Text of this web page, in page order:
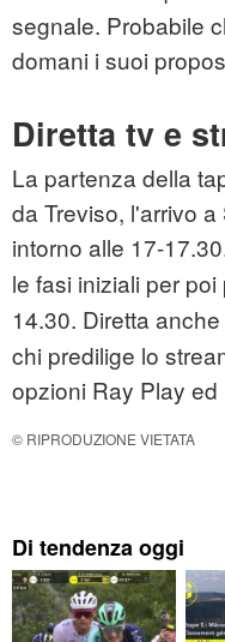
segnale. Probabile
domani i suoi
Diretta tv e
La partenza della
da Treviso, l'arrivo
intorno alle 17-
le fasi iniziali per
14.30. Diretta
chi predilige lo
opzioni Ray Play
© RIPRODUZIONE VIETATA
Di tendenza oggi